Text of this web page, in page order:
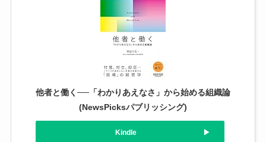
他者と働く──「わかりあえなさ」から始める組織論
(NewsPicksパブリッシング)
Kindle